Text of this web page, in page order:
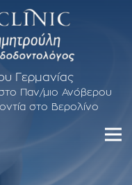
Γερμανίας
Παν/μιο Ανόβερου
στο Βερολίνο